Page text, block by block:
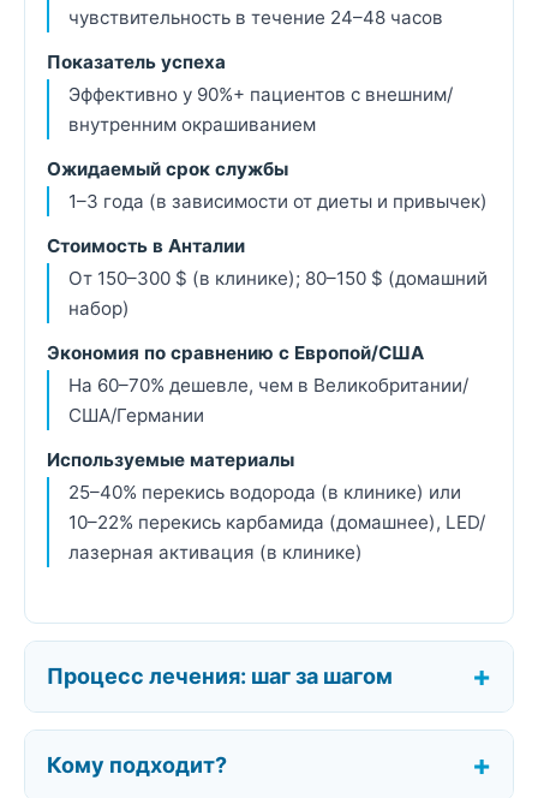
чувствительность в течение 24–48 часов
Показатель успеха
Эффективно у 90%+ пациентов с внешним/
внутренним окрашиванием
Ожидаемый срок службы
1–3 года (в зависимости от диеты и привычек)
Стоимость в Анталии
От 150–300 $ (в клинике); 80–150 $ (домашний
набор)
Экономия по сравнению с Европой/США
На 60–70% дешевле, чем в Великобритании/
США/Германии
Используемые материалы
25–40% перекись водорода (в клинике) или
10–22% перекись карбамида (домашнее), LED/
лазерная активация (в клинике)
Процесс лечения: шаг за шагом
Кому подходит?